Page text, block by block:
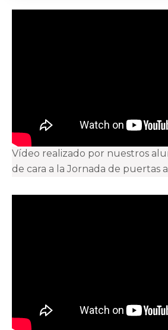
Vídeo realizado por nuestros
de cara a la Jornada de puertas